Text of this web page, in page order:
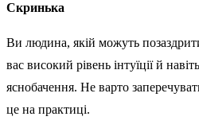
Скринька
Ви людина, якій можуть
вас високий рівень інтуїції й
яснобачення. Не варто
це на практиці.